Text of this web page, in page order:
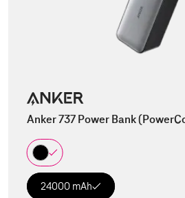
Anker 737 Power Bank
24000 mAh